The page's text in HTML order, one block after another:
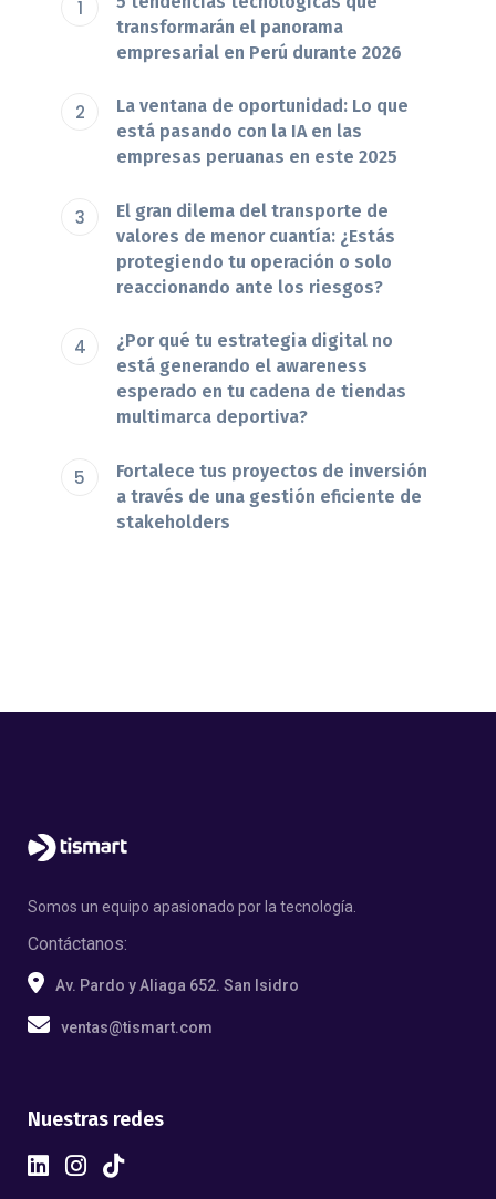
transformarán el panorama
empresarial en Perú durante 2026
La ventana de oportunidad: Lo que
está pasando con la IA en las
empresas peruanas en este 2025
El gran dilema del transporte de
valores de menor cuantía: ¿Estás
protegiendo tu operación o solo
reaccionando ante los riesgos?
¿Por qué tu estrategia digital no
está generando el awareness
esperado en tu cadena de tiendas
multimarca deportiva?
Fortalece tus proyectos de inversión
a través de una gestión eficiente de
stakeholders
Somos un equipo apasionado por la tecnología.
Contáctanos:
Av. Pardo y Aliaga 652. San Isidro
ventas@tismart.com
Nuestras redes